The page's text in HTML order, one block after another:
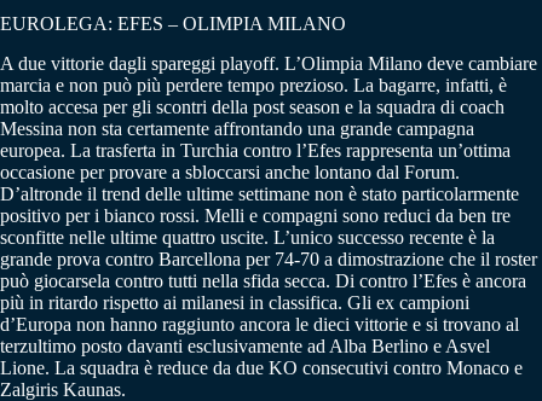
EUROLEGA: EFES – OLIMPIA MILANO
A due vittorie dagli spareggi playoff. L’Olimpia Milano deve cambiare
marcia e non può più perdere tempo prezioso. La bagarre, infatti, è
molto accesa per gli scontri della post season e la squadra di coach
Messina non sta certamente affrontando una grande campagna
europea. La trasferta in Turchia contro l’Efes rappresenta un’ottima
occasione per provare a sbloccarsi anche lontano dal Forum.
D’altronde il trend delle ultime settimane non è stato particolarmente
positivo per i bianco rossi. Melli e compagni sono reduci da ben tre
sconfitte nelle ultime quattro uscite. L’unico successo recente è la
grande prova contro Barcellona per 74-70 a dimostrazione che il roster
può giocarsela contro tutti nella sfida secca. Di contro l’Efes è ancora
più in ritardo rispetto ai milanesi in classifica. Gli ex campioni
d’Europa non hanno raggiunto ancora le dieci vittorie e si trovano al
terzultimo posto davanti esclusivamente ad Alba Berlino e Asvel
Lione. La squadra è reduce da due KO consecutivi contro Monaco e
Zalgiris Kaunas.